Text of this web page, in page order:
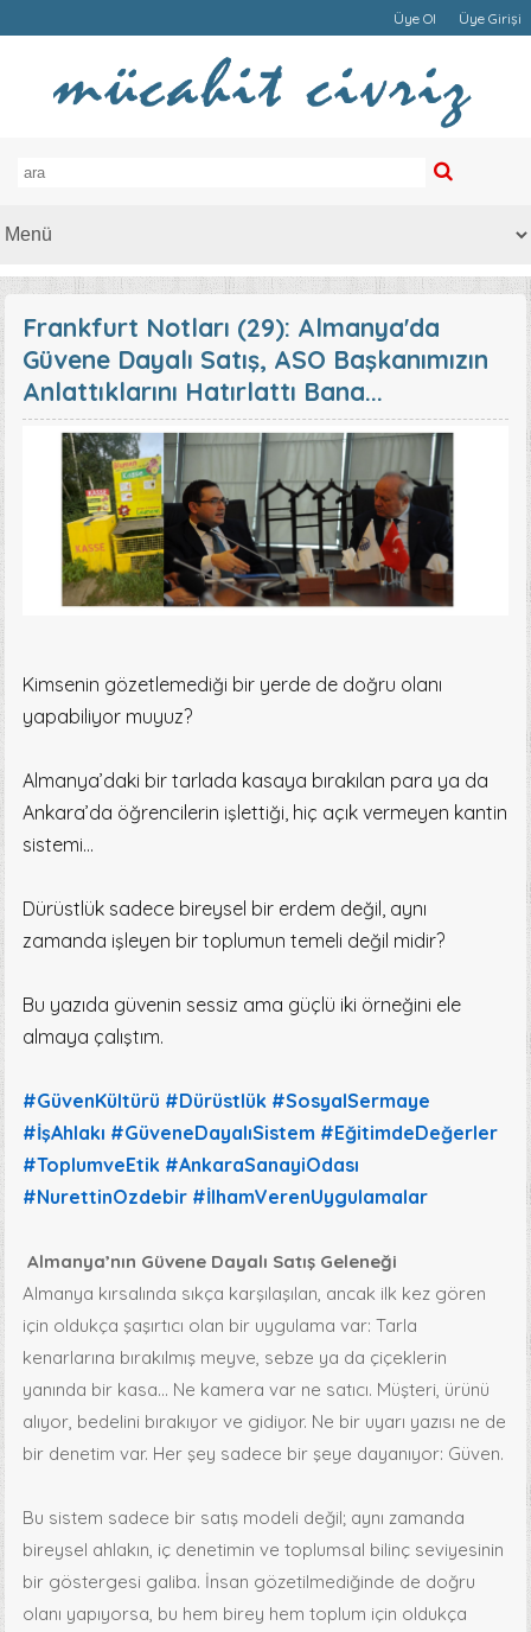
Üye Ol Üye Girişi
Frankfurt Notları (29): Almanya'da
Güvene Dayalı Satış, ASO Başkanımızın
Anlattıklarını Hatırlattı Bana...
Kimsenin gözetlemediği bir yerde de doğru olanı
yapabiliyor muyuz?
Almanya’daki bir tarlada kasaya bırakılan para ya da
Ankara’da öğrencilerin işlettiği, hiç açık vermeyen kantin
sistemi…
Dürüstlük sadece bireysel bir erdem değil, aynı
zamanda işleyen bir toplumun temeli değil midir?
Bu yazıda güvenin sessiz ama güçlü iki örneğini ele
almaya çalıştım.
hashtag
#GüvenKültürü
hashtag
#Dürüstlük
hashtag
#SosyalSermaye
hashtag
#İşAhlakı
hashtag
#GüveneDayalıSistem
hashtag
#EğitimdeDeğerler
hashtag
#ToplumveEtik
hashtag
#AnkaraSanayiOdası
hashtag
#NurettinOzdebir #İlhamVerenUygulamalar
Almanya’nın Güvene Dayalı Satış Geleneği
Almanya kırsalında sıkça karşılaşılan, ancak ilk kez gören
için oldukça şaşırtıcı olan bir uygulama var: Tarla
kenarlarına bırakılmış meyve, sebze ya da çiçeklerin
yanında bir kasa… Ne kamera var ne satıcı. Müşteri, ürünü
alıyor, bedelini bırakıyor ve gidiyor. Ne bir uyarı yazısı ne de
bir denetim var. Her şey sadece bir şeye dayanıyor: Güven.
Bu sistem sadece bir satış modeli değil; aynı zamanda
bireysel ahlakın, iç denetimin ve toplumsal bilinç seviyesinin
bir göstergesi galiba. İnsan gözetilmediğinde de doğru
olanı yapıyorsa, bu hem birey hem toplum için oldukça